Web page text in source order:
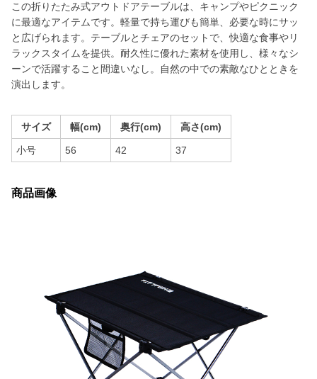
この折りたたみ式アウトドアテーブルは、キャンプやピクニック
に最適なアイテムです。軽量で持ち運びも簡単、必要な時にサッ
と広げられます。テーブルとチェアのセットで、快適な食事やリ
ラックスタイムを提供。耐久性に優れた素材を使用し、様々なシ
ーンで活躍すること間違いなし。自然の中での素敵なひとときを
演出します。
サイズ 幅(cm) 奥行(cm) 高さ(cm)
小号 56 42 37
商品画像